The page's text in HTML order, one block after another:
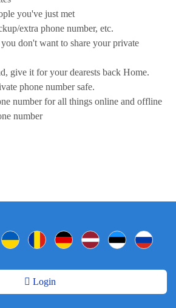
you've just met
extra phone number, etc.
don't want to share your private
give it for your dearests back Home.
phone number safe.
number for all things online and offline
number
Login